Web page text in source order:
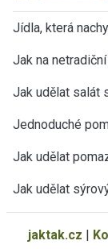
Jídla, která
Jak na
Jak udělat salát
Jednoduché
Jak udělat
Jak udělat
jaktak.cz |